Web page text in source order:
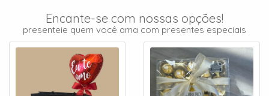
Encante-se com nossas opções!
presenteie quem você ama com presentes especiais